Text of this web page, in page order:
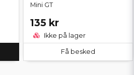
Mini GT
135 kr
Ikke på lager
Få besked